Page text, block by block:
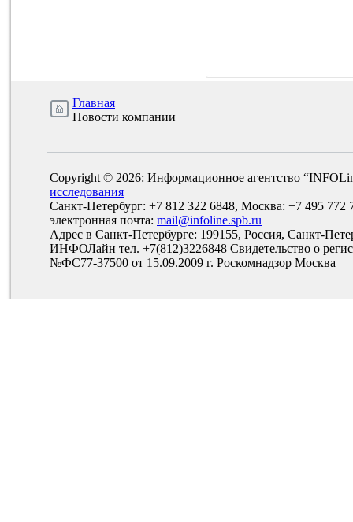
Главная
Новости компании
Copyright © 2026: Информационное агентство
исследования
Санкт-Петербург: +7 812 322 6848, Москва: +7 495 772
электронная почта: mail@infoline.spb.ru
Адрес в Санкт-Петербурге: 199155, Россия, Санкт-
ИНФОЛайн тел. +7(812)3226848 Свидетельство о
№ФС77-37500 от 15.09.2009 г. Роскомнадзор Москва